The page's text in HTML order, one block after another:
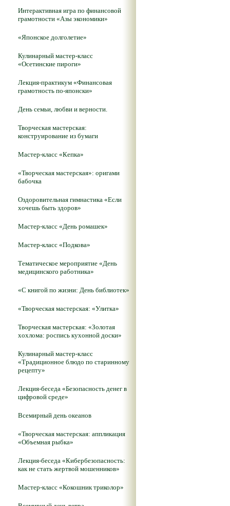
Интерактивная игра по финансовой
грамотности «Азы экономики»
«Японское долголетие»
Кулинарный мастер-класс
«Осетинские пироги»
Лекция-практикум «Финансовая
грамотность по-японски»
День семьи, любви и верности.
Творческая мастерская:
конструирование из бумаги
Мастер-класс «Кепка»
«Творческая мастерская»: оригами
бабочка
Оздоровительная гимнастика «Если
хочешь быть здоров»
Мастер-класс «День ромашек»
Мастер-класс «Подкова»
Тематическое мероприятие «День
медицинского работника»
«С книгой по жизни: День библиотек»
«Творческая мастерская: «Улитка»
Творческая мастерская: «Золотая
хохлома: роспись кухонной доски»
Кулинарный мастер-класс
«Традиционное блюдо по старинному
рецепту»
Лекция-беседа «Безопасность денег в
цифровой среде»
Всемирный день океанов
«Творческая мастерская: аппликация
«Объемная рыбка»
Лекция-беседа «Кибербезопасность:
как не стать жертвой мошенников»
Мастер-класс «Кокошник триколор»